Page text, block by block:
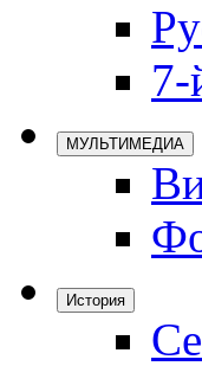
7-
МУЛЬТИМЕДИА
История